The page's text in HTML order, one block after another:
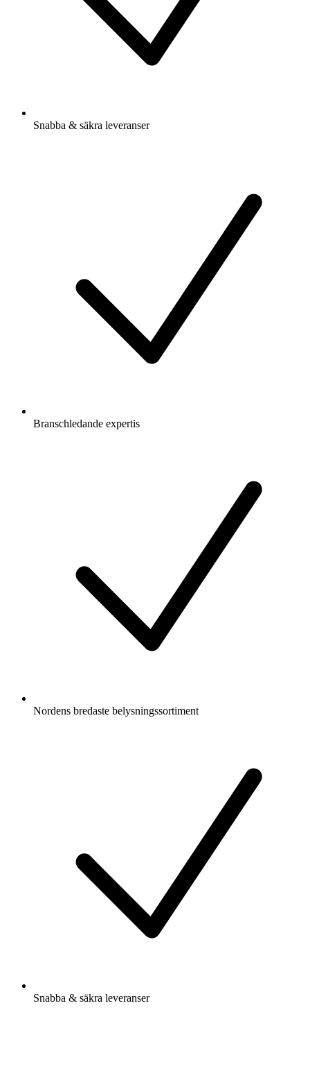
Snabba & säkra leveranser
Branschledande expertis
Nordens bredaste belysningssortiment
Snabba & säkra leveranser